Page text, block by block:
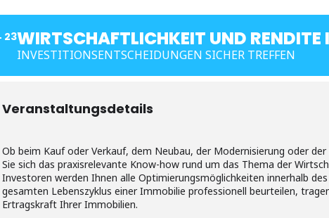
23WIRTSCHAFTLICHKEIT UND
INVESTITIONSENTSCHEIDUNGEN SICHER TREFFEN
Veranstaltungsdetails
Ob beim Kauf oder Verkauf, dem Neubau, der Modernisierung oder
Sie sich das praxisrelevante Know-how rund um das Thema der
Investoren werden Ihnen alle Optimierungsmöglichkeiten innerhalb
gesamten Lebenszyklus einer Immobilie professionell beurteilen,
Ertragskraft Ihrer Immobilien.